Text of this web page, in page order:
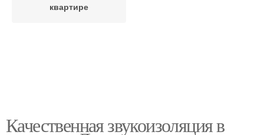
квартире
Качественная звукоизоляция в